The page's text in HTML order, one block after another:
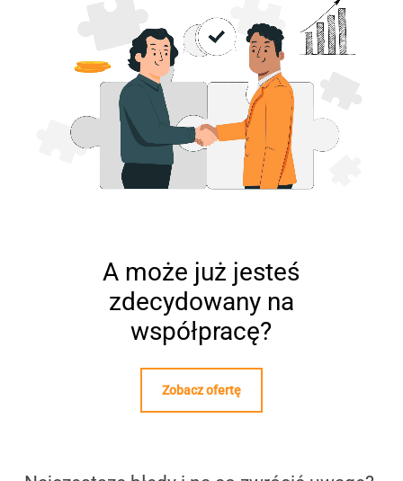
A może już jesteś
zdecydowany na
współpracę?
Zobacz ofertę